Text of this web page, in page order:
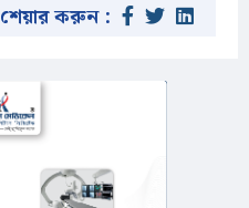
শেয়ার করুন :